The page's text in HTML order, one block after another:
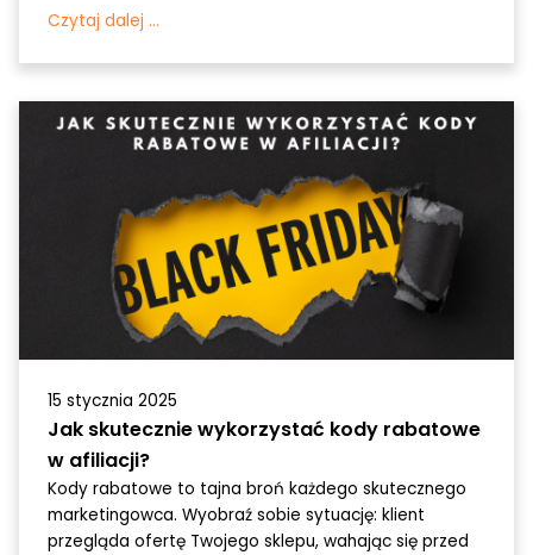
Czytaj dalej ...
15 stycznia 2025
Jak skutecznie wykorzystać kody rabatowe
w afiliacji?
Kody rabatowe to tajna broń każdego skutecznego
marketingowca. Wyobraź sobie sytuację: klient
przegląda ofertę Twojego sklepu, wahając się przed